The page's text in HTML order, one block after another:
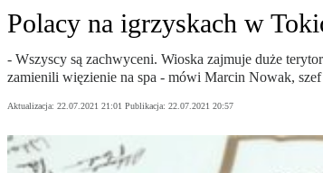
Polacy na igrzyskach w
- Wszyscy są zachwyceni. Wioska zajmuje duże
zamienili więzienie na spa - mówi Marcin Nowak,
Aktualizacja: 22.07.2021 21:01 Publikacja: 22.07.2021 20:57